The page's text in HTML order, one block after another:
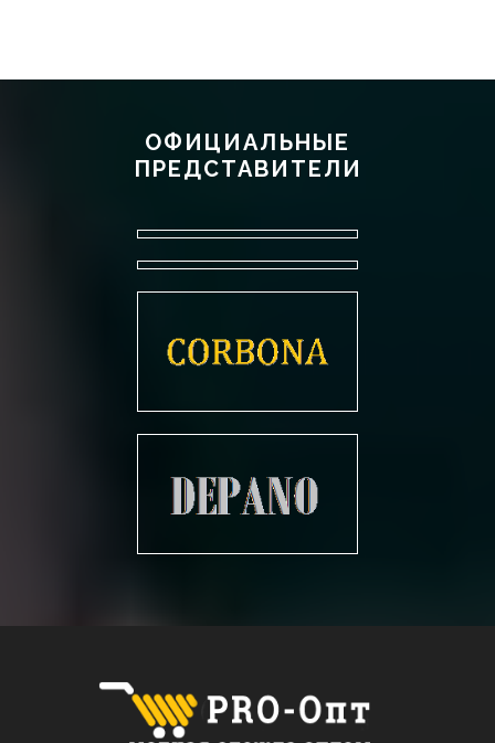
ОФИЦИАЛЬНЫЕ
ПРЕДСТАВИТЕЛИ